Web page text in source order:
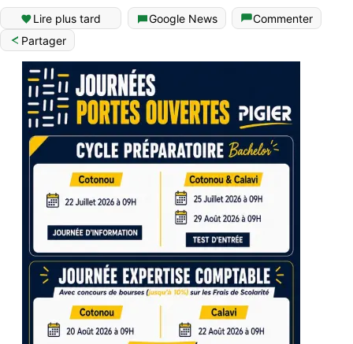
Lire plus tard Google News
Commenter
Partager